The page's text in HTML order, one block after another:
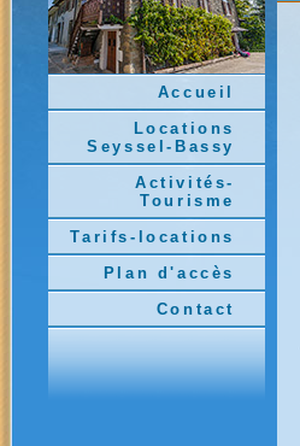
Accueil
Locations
Seyssel-Bassy
Activités-
Tourisme
Tarifs-locations
Plan d'accès
Contact